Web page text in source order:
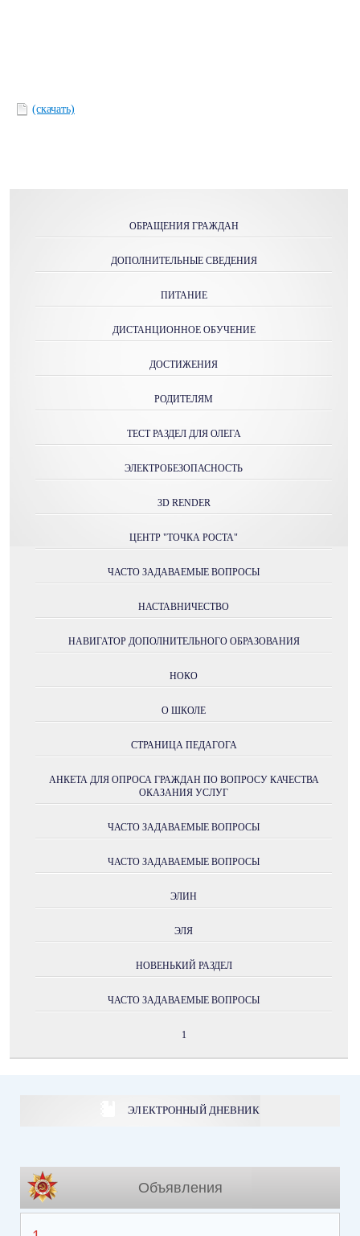
(скачать)
ОБРАЩЕНИЯ ГРАЖДАН
ДОПОЛНИТЕЛЬНЫЕ СВЕДЕНИЯ
ПИТАНИЕ
ДИСТАНЦИОННОЕ ОБУЧЕНИЕ
ДОСТИЖЕНИЯ
РОДИТЕЛЯМ
ТЕСТ РАЗДЕЛ ДЛЯ ОЛЕГА
ЭЛЕКТРОБЕЗОПАСНОСТЬ
3D RENDER
ЦЕНТР "ТОЧКА РОСТА"
ЧАСТО ЗАДАВАЕМЫЕ ВОПРОСЫ
НАСТАВНИЧЕСТВО
НАВИГАТОР ДОПОЛНИТЕЛЬНОГО ОБРАЗОВАНИЯ
НОКО
О ШКОЛЕ
СТРАНИЦА ПЕДАГОГА
АНКЕТА ДЛЯ ОПРОСА ГРАЖДАН ПО ВОПРОСУ КАЧЕСТВА
ОКАЗАНИЯ УСЛУГ
ЧАСТО ЗАДАВАЕМЫЕ ВОПРОСЫ
ЧАСТО ЗАДАВАЕМЫЕ ВОПРОСЫ
ЭЛИН
ЭЛЯ
НОВЕНЬКИЙ РАЗДЕЛ
ЧАСТО ЗАДАВАЕМЫЕ ВОПРОСЫ
1
ЭЛЕКТРОННЫЙ ДНЕВНИК
Объявления